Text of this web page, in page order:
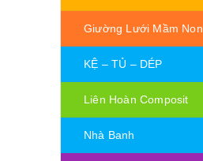
Giường Lưới Mầm Non
KỆ – TỦ – DÉP
Liên Hoàn Composit
Nhà Banh